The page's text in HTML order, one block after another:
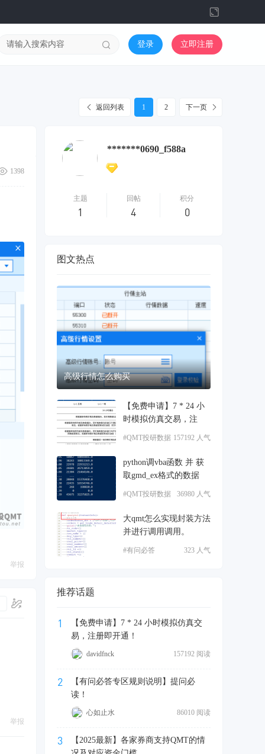
切
换
到
宽
登录 立即注册
1 2 下一页
返回列表
1398
举报
举报
*******0690_f588a
主题
1
回帖
4
积分
0
图文热点
高级行情怎么购买
【免费申请】7 * 24 小
时模拟仿真交易，注
157192 人气
#QMT投研数据
python调vba函数 并 获
取gmd_ex格式的数据
36980 人气
#QMT投研数据
大qmt怎么实现封装方法
并进行调用调用。
323 人气
#有问必答
推荐话题
1
【免费申请】7 * 24 小时模拟仿真交
易，注册即开通！
157192 阅读
davidfnck
2
【有问必答专区规则说明】提问必
读！
86010 阅读
心如止水
3
【2025最新】各家券商支持QMT的情